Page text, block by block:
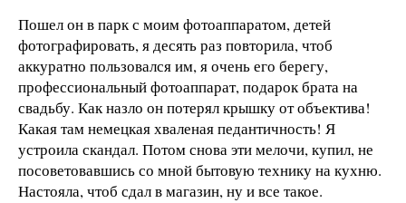
Пошел он в парк с моим фотоаппаратом, детей
фотографировать, я десять раз повторила, чтоб
аккуратно пользовался им, я очень его берегу,
профессиональный фотоаппарат, подарок брата на
свадьбу. Как назло он потерял крышку от объектива!
Какая там немецкая хваленая педантичность! Я
устроила скандал. Потом снова эти мелочи, купил, не
посоветовавшись со мной бытовую технику на кухню.
Настояла, чтоб сдал в магазин, ну и все такое.